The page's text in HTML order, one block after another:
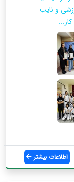
و نایب
اطلاعات بیشتر